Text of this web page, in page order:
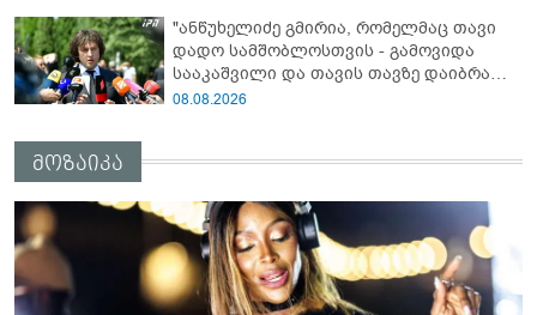
დანაშაული ჩვენი სახელმწიფოს წინაშე"
"ანწუხელიძე გმირია, რომელმაც თავი
დადო სამშობლოსთვის - გამოვიდა
სააკაშვილი და თავის თავზე დაიბრალა
ანწუხელიძის გმირობა, სამარცხვინო
ამგვარს სთხოვდნენ მას"
08.08.2026
მოზაიკა